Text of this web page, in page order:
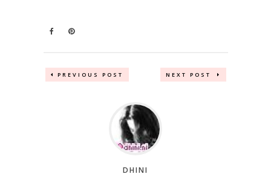
PREVIOUS POST NEXT POST
DHINI